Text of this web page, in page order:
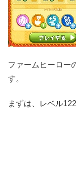
ファームヒーロー
す。
まずは、レベル